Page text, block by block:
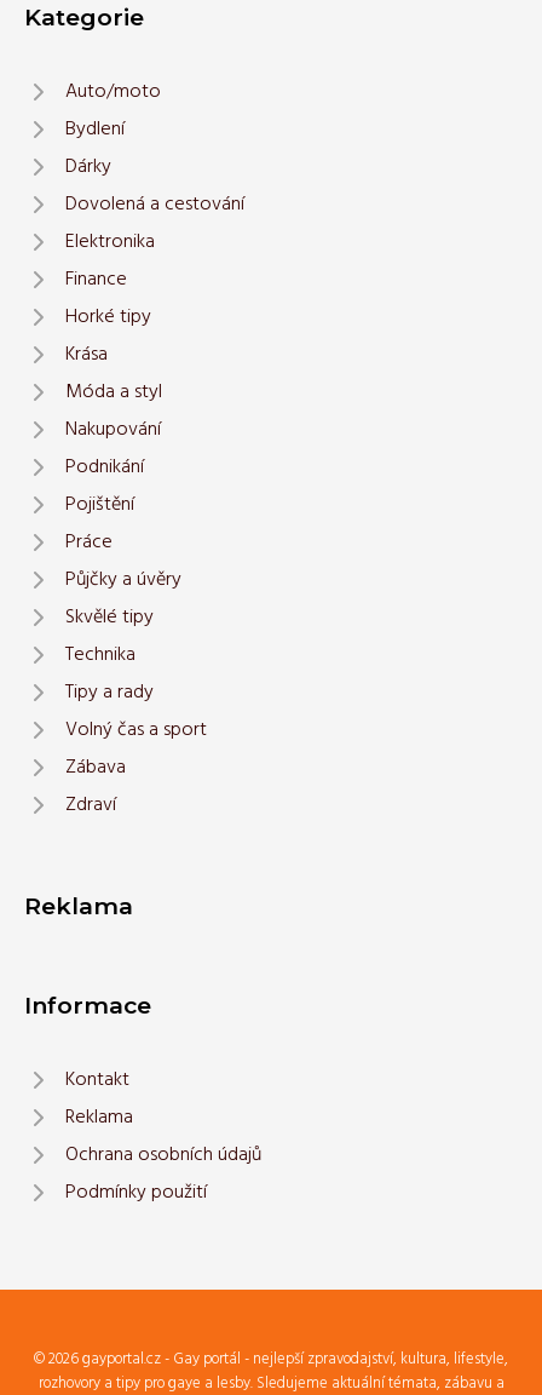
Kategorie
Auto/moto
Bydlení
Dárky
Dovolená a cestování
Elektronika
Finance
Horké tipy
Krása
Móda a styl
Nakupování
Podnikání
Pojištění
Práce
Půjčky a úvěry
Skvělé tipy
Technika
Tipy a rady
Volný čas a sport
Zábava
Zdraví
Reklama
Informace
Kontakt
Reklama
Ochrana osobních údajů
Podmínky použití
© 2026 gayportal.cz - Gay portál - nejlepší zpravodajství, kultura, lifestyle,
rozhovory a tipy pro gaye a lesby. Sledujeme aktuální témata, zábavu a